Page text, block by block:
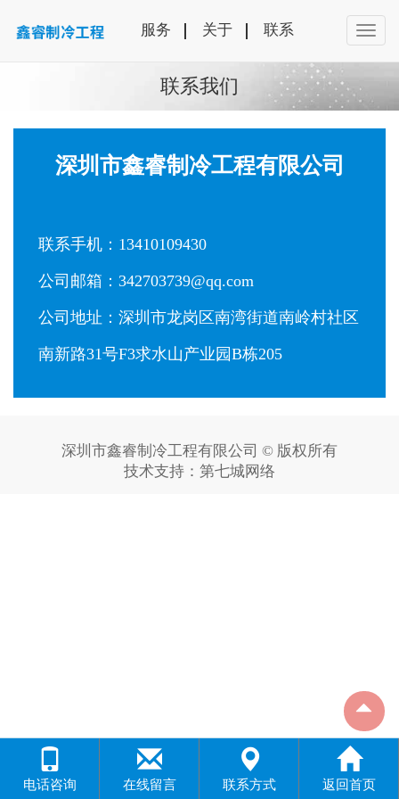
服务 关于 联系
联系我们
深圳市鑫睿制冷工程有限公司
联系手机：13410109430
公司邮箱：342703739@qq.com
公司地址：深圳市龙岗区南湾街道南岭村社区
南新路31号F3求水山产业园B栋205
深圳市鑫睿制冷工程有限公司 © 版权所有
技术支持： 第七城网络
电话咨询 在线留言 联系方式 返回首页